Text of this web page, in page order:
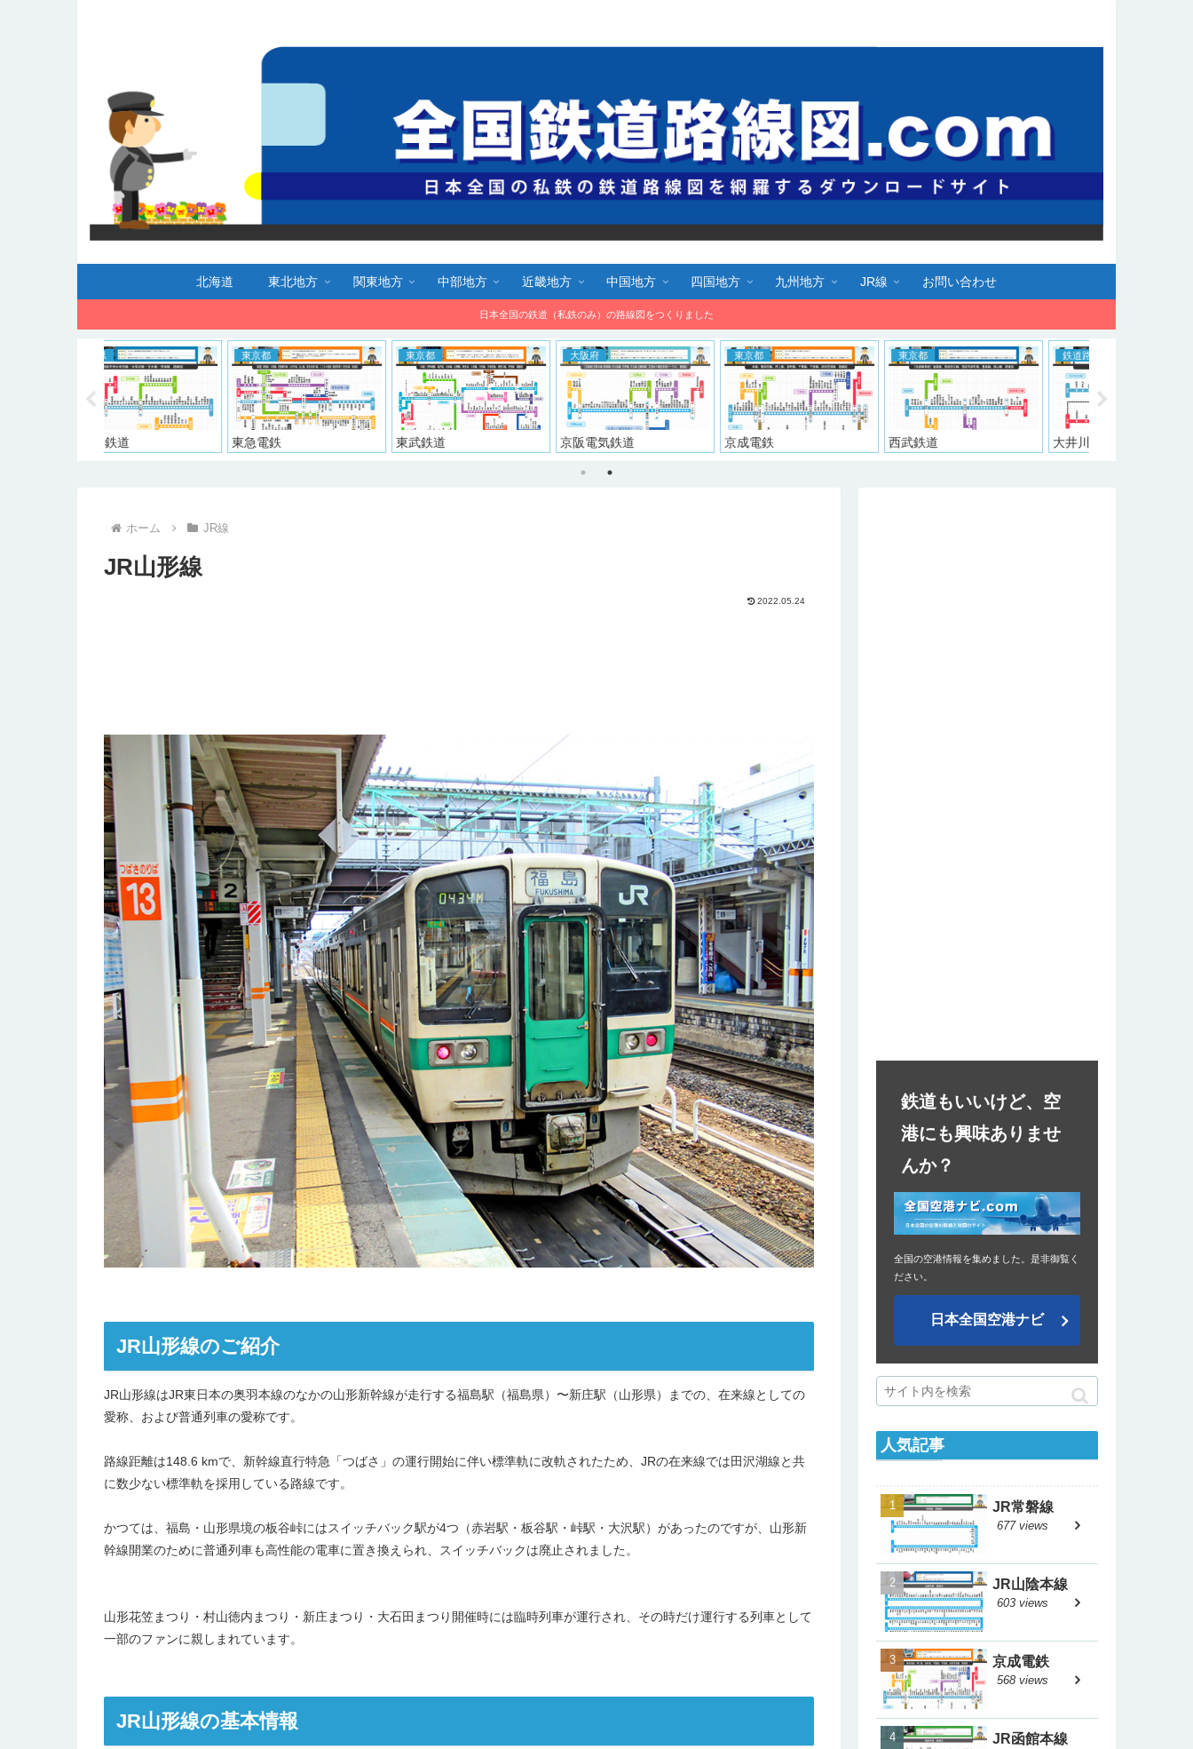
北海道 東北地方 関東地方 中部地方 近畿地方 中国地方 四国地方 九州地方 JR線 お問い合わせ
日本全国の鉄道（私鉄のみ）の路線図をつくりました
東京都
東急電鉄
東京都
東武鉄道
大阪府
京阪電気鉄道
東京都
京成電鉄
東京都
西武鉄道
鉄道路線図
大井川鐵道
ホーム JR線
JR山形線
2022.05.24
JR山形線のご紹介
JR山形線はJR東日本の奥羽本線のなかの山形新幹線が走行する福島駅（福島県）〜新庄駅（山形県）までの、在来線としての
愛称、および普通列車の愛称です。
路線距離は148.6 kmで、新幹線直行特急「つばさ」の運行開始に伴い標準軌に改軌されたため、JRの在来線では田沢湖線と共
に数少ない標準軌を採用している路線です。
かつては、福島・山形県境の板谷峠にはスイッチバック駅が4つ（赤岩駅・板谷駅・峠駅・大沢駅）があったのですが、山形新
幹線開業のために普通列車も高性能の電車に置き換えられ、スイッチバックは廃止されました。
山形花笠まつり・村山徳内まつり・新庄まつり・大石田まつり開催時には臨時列車が運行され、その時だけ運行する列車として
一部のファンに親しまれています。
JR山形線の基本情報
鉄道もいいけど、空
港にも興味ありませ
んか？
全国の空港情報を集めました。是非御覧く
ださい。
日本全国空港ナビ
人気記事
JR常磐線
677 views
JR山陰本線
603 views
京成電鉄
568 views
JR函館本線